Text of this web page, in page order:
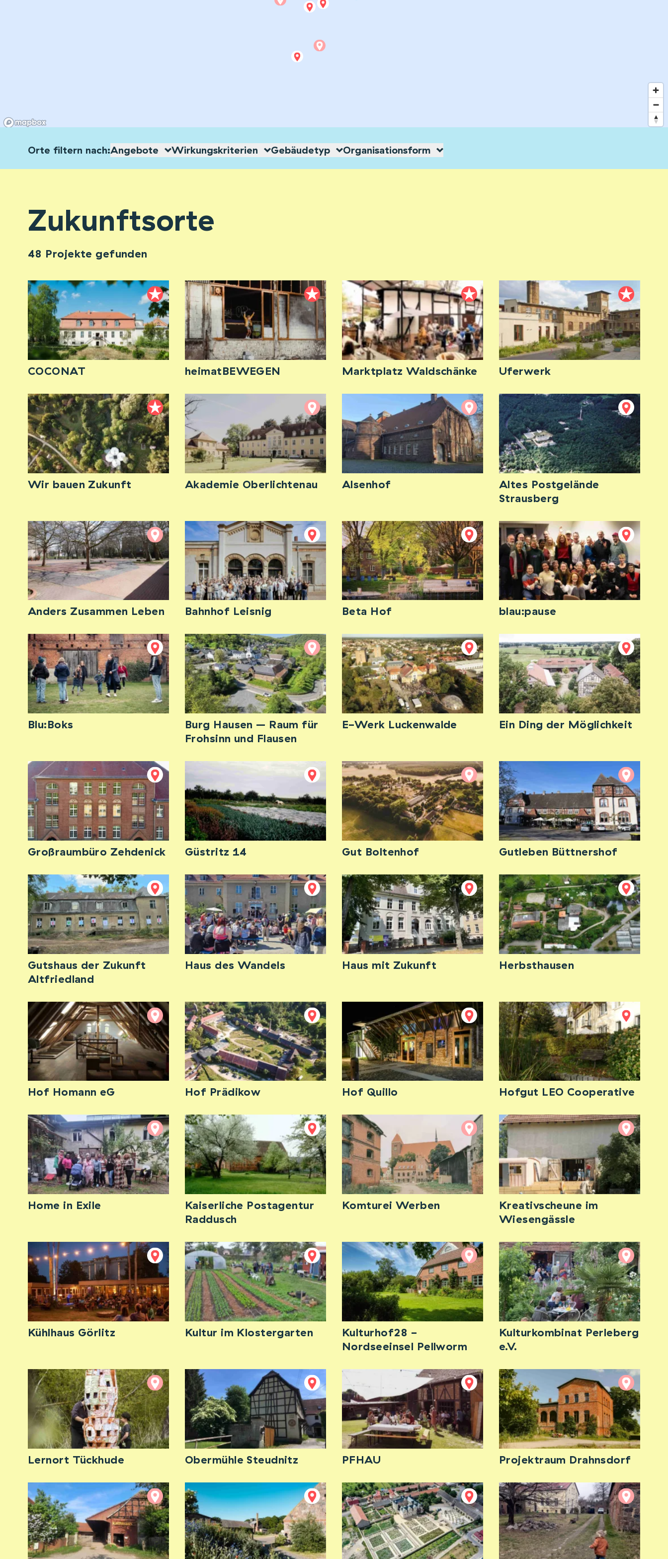
Orte filtern nach:Angebote Wirkungskriterien Gebäudetyp Organisationsform
Zukunftsorte
48 Projekte gefunden
COCONAT heimatBEWEGEN Marktplatz Waldschänke Uferwerk
Wir bauen Zukunft Akademie Oberlichtenau Alsenhof
Altes Postgelände
Strausberg
Anders Zusammen Leben Bahnhof Leisnig Beta Hof blau:pause
Blu:Boks
Burg Hausen – Raum für
Frohsinn und Flausen
E-Werk Luckenwalde Ein Ding der Möglichkeit
Großraumbüro Zehdenick Güstritz 14 Gut Boltenhof Gutleben Büttnershof
Gutshaus der Zukunft
Altfriedland
Haus des Wandels Haus mit Zukunft Herbsthausen
Hof Homann eG Hof Prädikow Hof Quillo Hofgut LEO Cooperative
Home in Exile
Kaiserliche Postagentur
Raddusch
Komturei Werben
Kreativscheune im
Wiesengässle
Kühlhaus Görlitz Kultur im Klostergarten
Kulturhof28 -
Nordseeinsel Pellworm
Kulturkombinat Perleberg
e.V.
Lernort Tückhude Obermühle Steudnitz PFHAU Projektraum Drahnsdorf